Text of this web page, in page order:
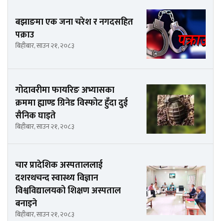
बझाङमा एक जना चरेश र नगदसहित
पक्राउ
बिहीबार, साउन २१, २०८३
गोदावरीमा फायरिङ अभ्यासका
क्रममा ह्याण्ड ग्रिनेड विस्फोट हुँदा दुई
सैनिक घाइते
बिहीबार, साउन २१, २०८३
चार प्रादेशिक अस्पताललाई
दशरथचन्द स्वास्थ्य विज्ञान
विश्वविद्यालयको शिक्षण अस्पताल
बनाइने
बिहीबार, साउन २१, २०८३